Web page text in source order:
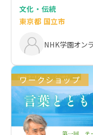
文化・伝統
東京都 国立市
NHK学園オン
ワークショップ